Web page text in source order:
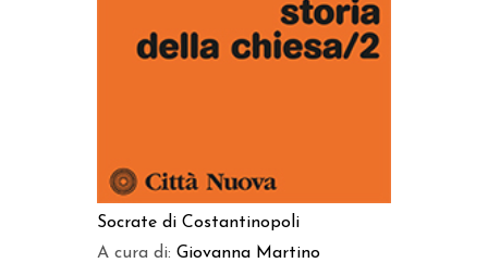
Socrate di Costantinopoli
A cura di: Giovanna Martino